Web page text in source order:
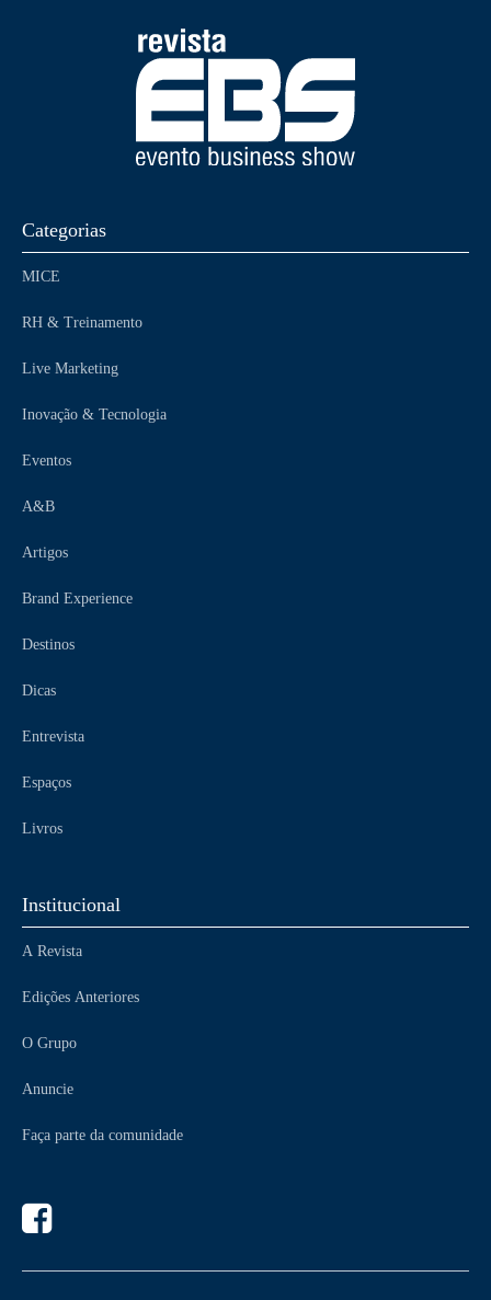
Categorias
MICE
RH & Treinamento
Live Marketing
Inovação & Tecnologia
Eventos
A&B
Artigos
Brand Experience
Destinos
Dicas
Entrevista
Espaços
Livros
Institucional
A Revista
Edições Anteriores
O Grupo
Anuncie
Faça parte da comunidade